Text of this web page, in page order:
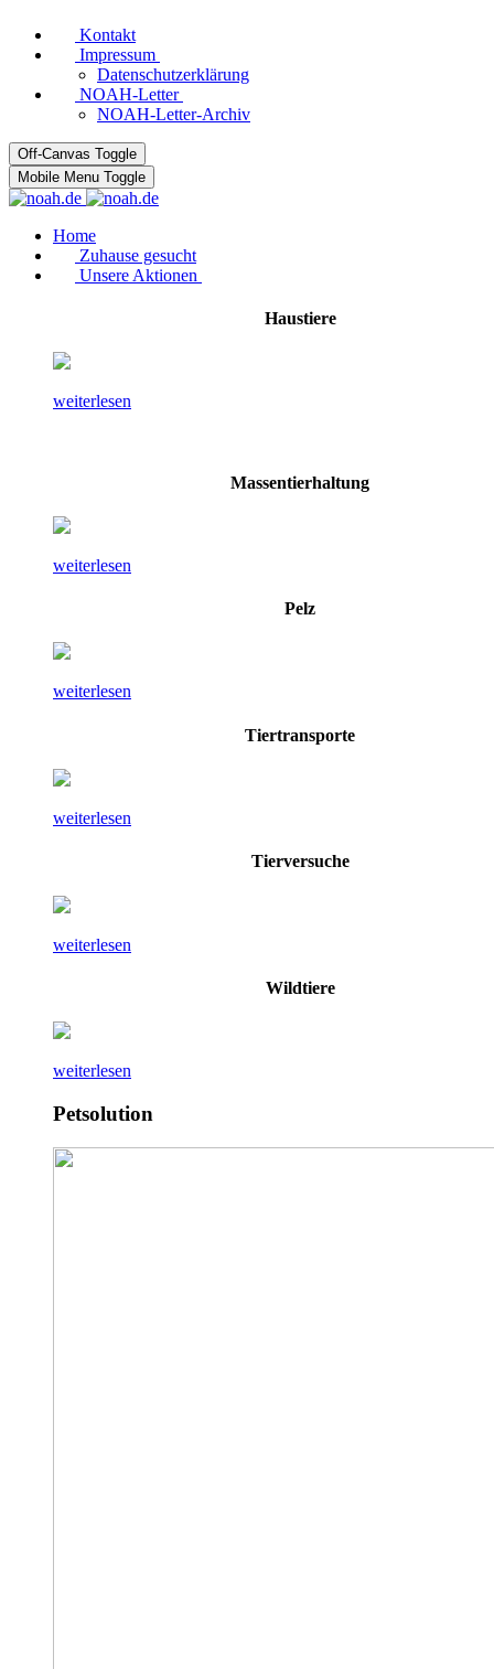
Kontakt
Impressum
Datenschutzerklärung
NOAH-Letter
NOAH-Letter-Archiv
Off-Canvas Toggle
Mobile Menu Toggle
Home
Zuhause gesucht
Unsere Aktionen
Haustiere
weiterlesen
Massentierhaltung
weiterlesen
Pelz
weiterlesen
Tiertransporte
weiterlesen
Tierversuche
weiterlesen
Wildtiere
weiterlesen
Petsolution